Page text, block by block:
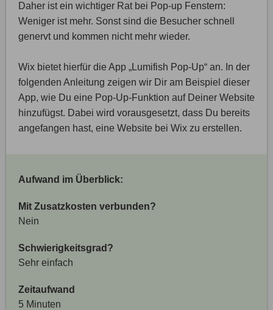
Daher ist ein wichtiger Rat bei Pop-up Fenstern:
Weniger ist mehr. Sonst sind die Besucher schnell
genervt und kommen nicht mehr wieder.
Wix bietet hierfür die App „Lumifish Pop-Up“ an. In der
folgenden Anleitung zeigen wir Dir am Beispiel dieser
App, wie Du eine Pop-Up-Funktion auf Deiner Website
hinzufügst. Dabei wird vorausgesetzt, dass Du bereits
angefangen hast, eine Website bei Wix zu erstellen.
Aufwand im Überblick:
Mit Zusatzkosten verbunden?
Nein
Schwierigkeitsgrad?
Sehr einfach
Zeitaufwand
5 Minuten